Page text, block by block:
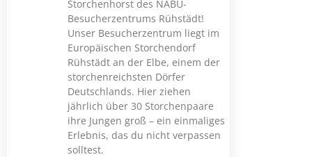
Storchenhorst des NABU-
Besucherzentrums Rühstädt!
Unser Besucherzentrum liegt im
Europäischen Storchendorf
Rühstädt an der Elbe, einem der
storchenreichsten Dörfer
Deutschlands. Hier ziehen
jährlich über 30 Storchenpaare
ihre Jungen groß – ein einmaliges
Erlebnis, das du nicht verpassen
solltest.